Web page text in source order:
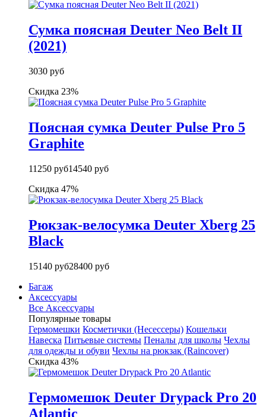
Сумка поясная Deuter Neo Belt II
(2021)
3030 руб
Скидка 23%
Поясная сумка Deuter Pulse Pro 5
Graphite
11250 руб14540 руб
Скидка 47%
Рюкзак-велосумка Deuter Xberg 25
Black
15140 руб28400 руб
Багаж
Аксессуары
Все Аксессуары
Популярные товары
Гермомешки Косметички (Несессеры) Кошельки
Навеска Питьевые системы Пеналы для школы Чехлы
для одежды и обуви Чехлы на рюкзак (Raincover)
Скидка 43%
Гермомешок Deuter Drypack Pro 20
Atlantic